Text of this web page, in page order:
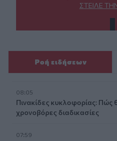
ΣΤΕΊΛΕ
Ροή ειδήσεων
08:05
Πινακίδες κυκλοφορίας: Πώς
χρονοβόρες διαδικασίες
07:59